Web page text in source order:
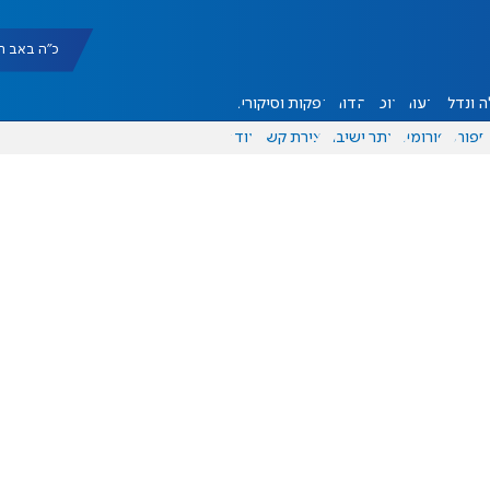
כ"ה באב תשפ"ו
ונדל"ן דעות אוכל יהדות הפקות וסיקורים
ספורט פורומים אתר ישיבה יצירת קשר עוד